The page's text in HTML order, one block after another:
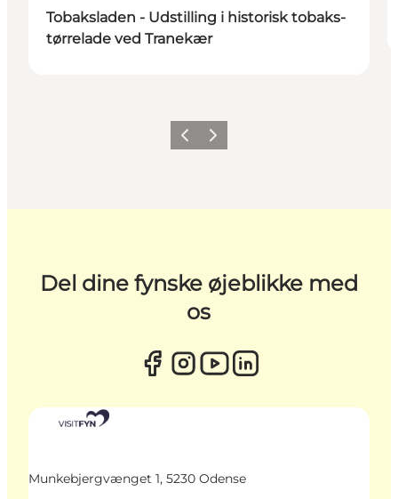
Tobaksladen - Udstilling i historisk tobaks­
tørrelade ved Tranekær
ForrigeNæste
Del dine fynske øjeblikke med
os
Munkebjergvænget 1, 5230 Odense